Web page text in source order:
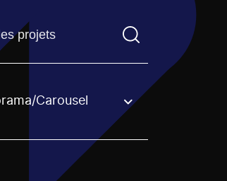
devez saisir un terme de
Carousel